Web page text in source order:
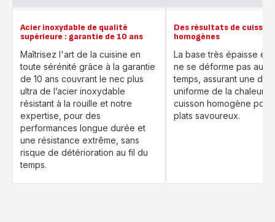
Acier inoxydable de qualité
supérieure : garantie de 10 ans
Maîtrisez l'art de la cuisine en
toute sérénité grâce à la garantie
de 10 ans couvrant le nec plus
ultra de l’acier inoxydable
résistant à la rouille et notre
expertise, pour des
performances longue durée et
une résistance extrême, sans
risque de détérioration au fil du
temps.
Des résultats de cuisson
homogènes
La base très épaisse et
ne se déforme pas au fil
temps, assurant une
uniforme de la chaleur
cuisson homogène pour
plats savoureux.